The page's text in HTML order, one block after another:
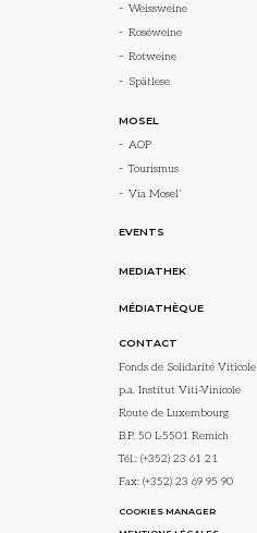
Weissweine
Roséweine
Rotweine
Spätlese
MOSEL
AOP
Tourismus
Via Mosel’
EVENTS
MEDIATHEK
MÉDIATHÈQUE
CONTACT
Fonds de Solidarité Viticole
p.a. Institut Viti-Vinicole
Route de Luxembourg
B.P. 50 L-5501 Remich
Tél.:(+352) 23 61 21
Fax: (+352) 23 69 95 90
COOKIES MANAGER